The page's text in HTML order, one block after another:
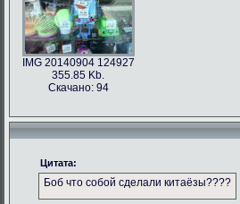
IMG 20140904 124927
355.85 Kb.
Скачано: 94
Цитата:
Боб что собой сделали китаёзы????